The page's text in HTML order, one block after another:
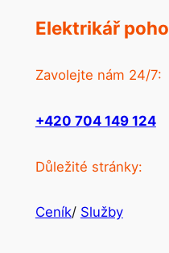
Elektrikář
Zavolejte nám 24/7:
+420 704 149 124
Důležité stránky:
Ceník/ Služby